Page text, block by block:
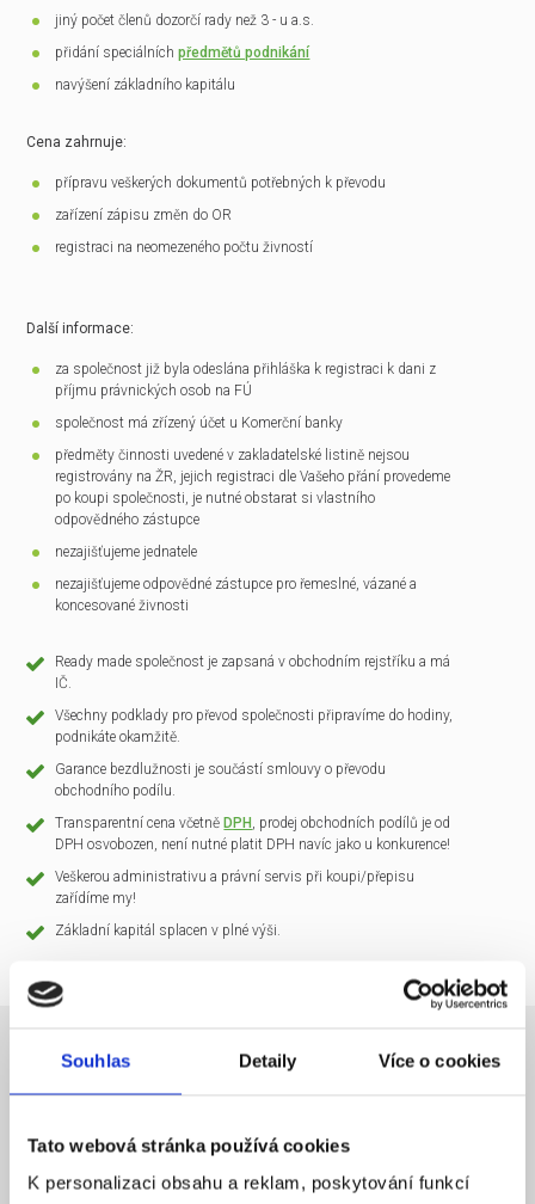
Souhlas Detaily Více o cookies
Tato webová stránka používá cookies
K personalizaci obsahu a reklam, poskytování funkcí
jiný počet členů dozorčí rady než 3 - u a.s.
přidání speciálníchpředmětů podnikání
navýšení základního kapitálu
Cena zahrnuje:
přípravu veškerých dokumentů potřebných k převodu
zařízení zápisu změn do OR
registraci na neomezeného počtu živností
Další informace:
za společnost již byla odeslána přihláška k registraci k dani z
příjmu právnických osob na FÚ
společnost má zřízený účet u Komerční banky
předměty činnosti uvedené v zakladatelské listině nejsou
registrovány na ŽR, jejich registraci dle Vašeho přání provedeme
po koupi společnosti, je nutné obstarat si vlastního
odpovědného zástupce
nezajišťujeme jednatele
nezajišťujeme odpovědné zástupce pro řemeslné, vázané a
koncesované živnosti
Ready made společnost je zapsaná v obchodním rejstříku a má
IČ.
Všechny podklady pro převod společnosti připravíme do hodiny,
podnikáte okamžitě.
Garance bezdlužnosti je součástí smlouvy o převodu
obchodního podílu.
Transparentní cena včetně DPH , prodej obchodních podílů je od
DPH osvobozen, není nutné platit DPH navíc jako u konkurence!
Veškerou administrativu a právní servis při koupi/přepisu
zařídíme my!
Základní kapitál splacen v plné výši.
KAPITÁL
SÍDLO Praha 1